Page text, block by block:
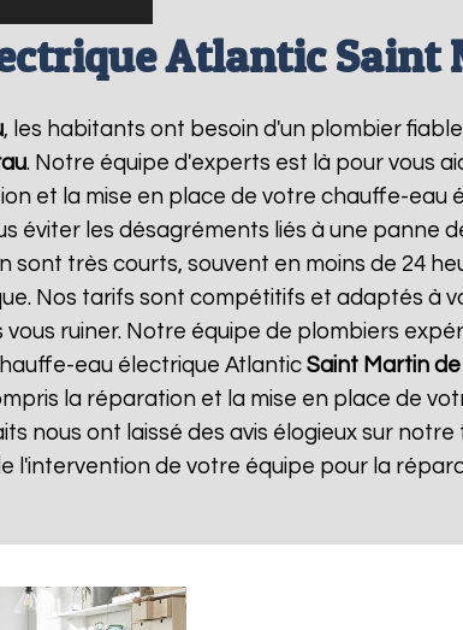
Atlantic Saint
, les habitants ont besoin d'un plombier
. Notre équipe d'experts est là pour vous
et la mise en place de votre chauffe-eau
éviter les désagréments liés à une panne
sont très courts, souvent en moins de 24
Nos tarifs sont compétitifs et adaptés à
vous ruiner. Notre équipe de plombiers
eau électrique Atlantic Saint Martin
la réparation et la mise en place de
nous ont laissé des avis élogieux sur
l'intervention de votre équipe pour la